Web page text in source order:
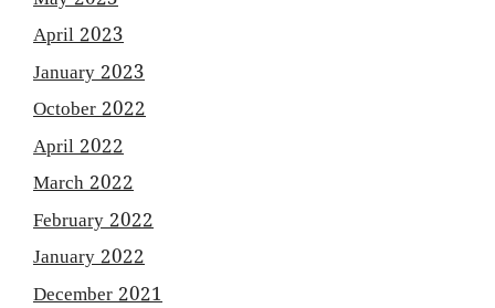
April 2023
January 2023
October 2022
April 2022
March 2022
February 2022
January 2022
December 2021